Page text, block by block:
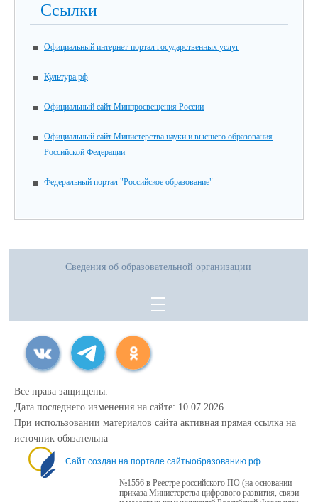
Ссылки
Официальный интернет-портал государственных услуг
Культура.рф
Официальный сайт Минпросвещения России
Официальный сайт Министерства науки и высшего образования
Российской Федерации
Федеральный портал "Российское образование"
Сведения об образовательной организации
Все права защищены.
Дата последнего изменения на сайте: 10.07.2026
При использовании материалов сайта активная прямая ссылка на
источник обязательна
Сайт создан на портале сайтыобразованию.рф
№1556 в Реестре российского ПО (на основании
приказа Министерства цифрового развития, связи